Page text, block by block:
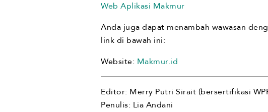
Web Aplikasi Makmur
Anda juga dapat menambah wawasan
link di bawah ini:
Website: Makmur.id
Editor: Merry Putri Sirait (bersertifikasi
Penulis: Lia Andani